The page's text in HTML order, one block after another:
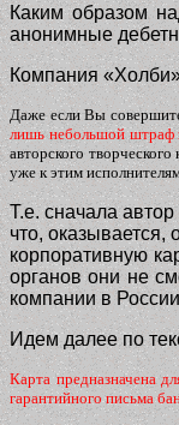
Каким образом
анонимные
Компания
Даже если Вы
лишь небольшой штраф
авторского
уже к этим
Т.е. сначала
что, оказывается,
корпоративную
органов они не
компании в
Идем далее по
Карта предназначена
гарантийного письма